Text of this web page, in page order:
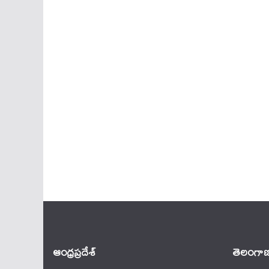
ఆంధ్ర‌ప్ర‌దేశ్